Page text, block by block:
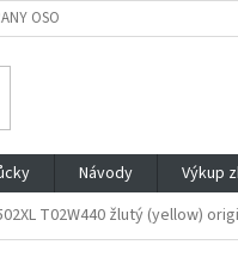
OSOBNÍCH ÚDAJŮ
Návody Výkup
T02W440 žlutý (yellow)